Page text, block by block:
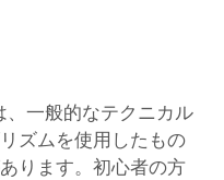
、一般的なテクニカル
ズムを使用したもの
ります。初心者の方